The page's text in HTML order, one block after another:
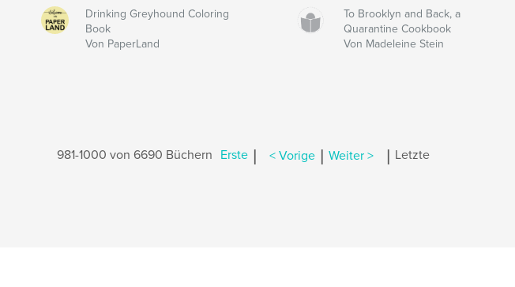
Drinking Greyhound Coloring
Book
Von PaperLand
To Brooklyn and Back, a
Quarantine Cookbook
Von Madeleine Stein
981-1000 von 6690 Büchern Erste < Vorige Weiter > Letzte